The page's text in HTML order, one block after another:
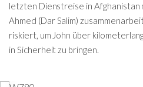
letzten Dienstreise in Afghanistan
Ahmed (Dar Salim)
riskiert, um John über
in Sicherheit zu bringen.